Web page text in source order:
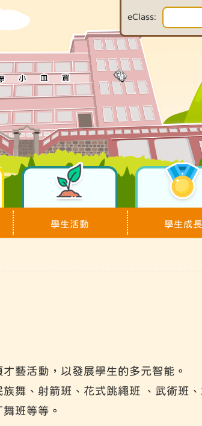
eClass:
學生活動 學生成長
藝活動，以發展學生的多元智能。
舞、射箭班、花式跳繩班 、武術班
班等等。